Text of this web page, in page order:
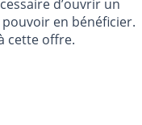
via le compte
d’ouvrir un
offre.